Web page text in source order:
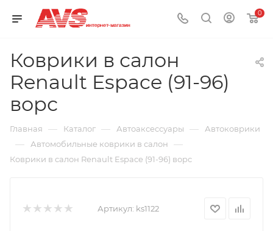
0
Коврики в салон
Renault Espace (91-96)
ворс
Главная — Каталог — Автоаксессуары — Автоковрики
— Автомобильные коврики в салон —
Коврики в салон Renault Espace (91-96) ворс
Артикул: ks1122